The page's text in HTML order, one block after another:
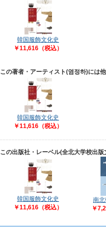
韓国服飾文化史
￥11,616（税込）
この著者・アーティスト(염정하)には
韓国服飾文化史
￥11,616（税込）
この出版社・レーベル(全北大学校出
韓国服飾文化史
￥11,616（税込）
南
￥